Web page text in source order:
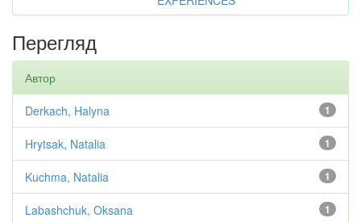
Перегляд
Автор
1
Derkach, Halyna
1
Hrytsak, Natalia
1
Kuchma, Natalia
1
Labashchuk, Oksana